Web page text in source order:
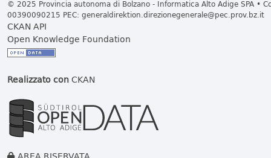
© 2025 Provincia autonoma di Bolzano - Informatica Alto Adige SPA •
00390090215 PEC: generaldirektion.direzionegenerale@pec.prov.bz.it
CKAN API
Open Knowledge Foundation
Realizzato conCKAN